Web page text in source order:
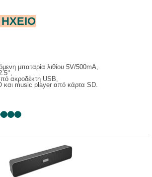
μπαταρία λιθίου 5V/500mA,
ακροδέκτη USB,
και music player από κάρτα SD.